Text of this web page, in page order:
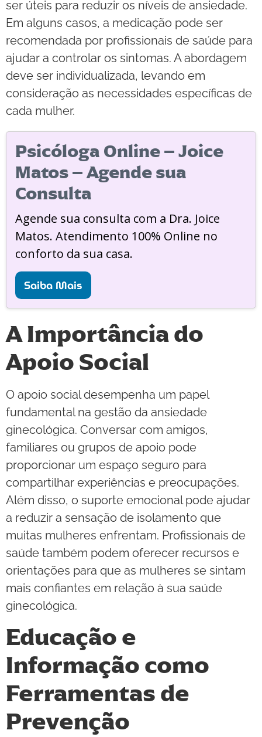
ser úteis para reduzir os níveis de ansiedade.
Em alguns casos, a medicação pode ser
recomendada por profissionais de saúde para
ajudar a controlar os sintomas. A abordagem
deve ser individualizada, levando em
consideração as necessidades específicas de
cada mulher.
Psicóloga Online – Joice
Matos – Agende sua
Consulta
Agende sua consulta com a Dra. Joice
Matos. Atendimento 100% Online no
conforto da sua casa.
Saiba Mais
A Importância do
Apoio Social
O apoio social desempenha um papel
fundamental na gestão da ansiedade
ginecológica. Conversar com amigos,
familiares ou grupos de apoio pode
proporcionar um espaço seguro para
compartilhar experiências e preocupações.
Além disso, o suporte emocional pode ajudar
a reduzir a sensação de isolamento que
muitas mulheres enfrentam. Profissionais de
saúde também podem oferecer recursos e
orientações para que as mulheres se sintam
mais confiantes em relação à sua saúde
ginecológica.
Educação e
Informação como
Ferramentas de
Prevenção